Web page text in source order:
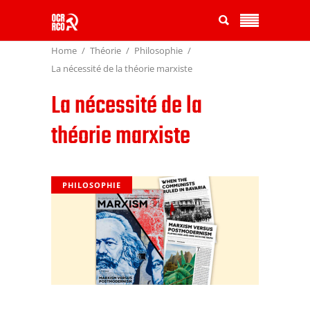
Home Théorie
Philosophie
La nécessité de la théorie marxiste
La nécessité de la
théorie marxiste
PHILOSOPHIE